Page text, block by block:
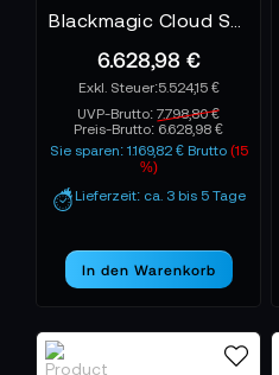
6.628,98 €
5.524,15 €
UVP-Brutto:7.798,80 €
Preis-Brutto: 6.628,98 €
Sie sparen: 1.169,82 € Brutto (15
%)
Lieferzeit: ca. 3 bis 5 Tage
In den Warenkorb